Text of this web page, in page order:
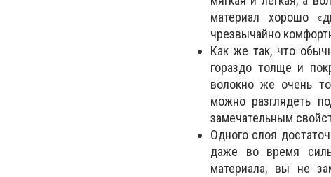
материал хорошо
чрезвычайно
Как же так, что
гораздо толще и
волокно же очень
можно разглядеть
замечательным
Одного слоя
даже во время
материала, вы не